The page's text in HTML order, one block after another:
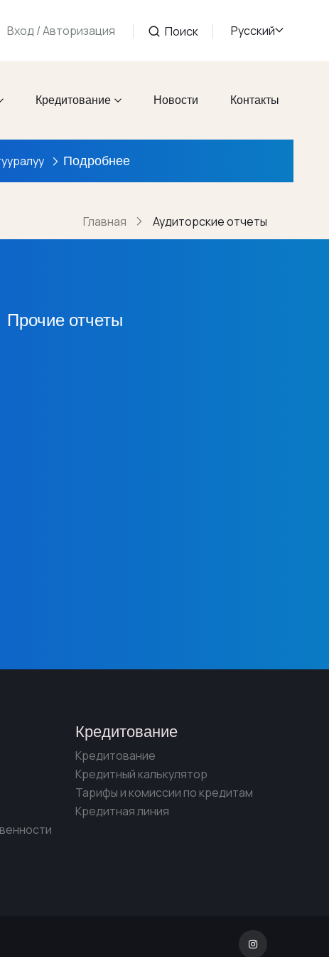
Вход / Авторизация Поиск Русский
Кредитование Новости Контакты
Подробнее
Главная Аудиторские отчеты
Прочие отчеты
Кредитование
Кредитование
Кредитный калькулятор
Тарифы и комиссии по кредитам
Кредитная линия